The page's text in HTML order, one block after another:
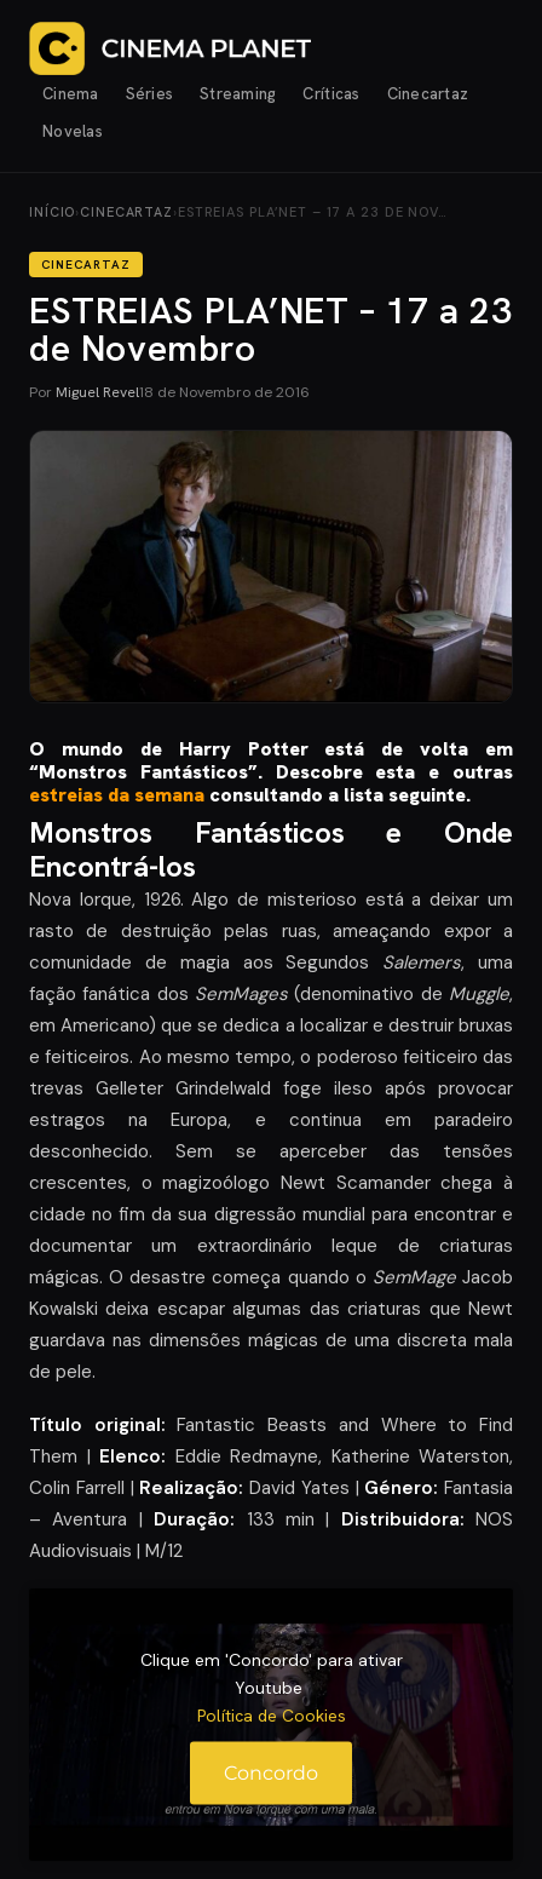
Cinema Séries Streaming Críticas
Cinecartaz
Novelas
INÍCIO› CINECARTAZ › ESTREIAS PLA’NET – 17 A 23 DE NOV…
CINECARTAZ
ESTREIAS PLA’NET – 17 a 23
de Novembro
Por Miguel Revel18 de Novembro de 2016
O mundo de Harry Potter está de volta em
“Monstros Fantásticos”. Descobre esta e outras
estreias da semana consultando a lista seguinte.
Monstros Fantásticos e Onde
Encontrá-los
Nova Iorque, 1926. Algo de misterioso está a deixar um
rasto de destruição pelas ruas, ameaçando expor a
comunidade de magia aos Segundos Salemers, uma
fação fanática dos SemMages (denominativo de Muggle,
em Americano) que se dedica a localizar e destruir bruxas
e feiticeiros. Ao mesmo tempo, o poderoso feiticeiro das
trevas Gelleter Grindelwald foge ileso após provocar
estragos na Europa, e continua em paradeiro
desconhecido. Sem se aperceber das tensões
crescentes, o magizoólogo Newt Scamander chega à
cidade no fim da sua digressão mundial para encontrar e
documentar um extraordinário leque de criaturas
mágicas. O desastre começa quando o SemMageJacob
Kowalski deixa escapar algumas das criaturas que Newt
guardava nas dimensões mágicas de uma discreta mala
de pele.
Título original: Fantastic Beasts and Where to Find
Them | Elenco: Eddie Redmayne, Katherine Waterston,
Colin Farrell | Realização: David Yates | Género: Fantasia
– Aventura | Duração: 133 min | Distribuidora: NOS
Audiovisuais | M/12
Clique em 'Concordo' para ativar
Youtube
Política de Cookies
Concordo